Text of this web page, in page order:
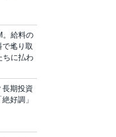
。給料の
毟り取
ちに払わ
長期投資
好調」